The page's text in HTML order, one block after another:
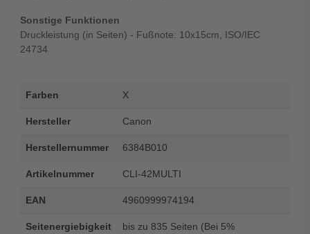
Sonstige Funktionen
Druckleistung (in Seiten) - Fußnote: 10x15cm, ISO/IEC
24734
Farben X
Hersteller Canon
Herstellernummer 6384B010
Artikelnummer CLI-42MULTI
EAN 4960999974194
Seitenergiebigkeit bis zu 835 Seiten (Bei 5%